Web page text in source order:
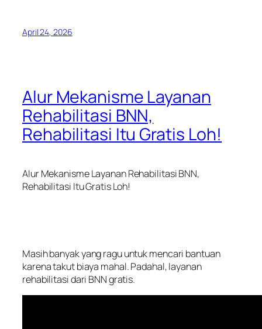
April 24, 2026
Alur Mekanisme Layanan
Rehabilitasi BNN,
Rehabilitasi Itu Gratis Loh!
Alur Mekanisme Layanan Rehabilitasi BNN,
Rehabilitasi Itu Gratis Loh!
Masih banyak yang ragu untuk mencari bantuan
karena takut biaya mahal. Padahal, layanan
rehabilitasi dari BNN gratis.